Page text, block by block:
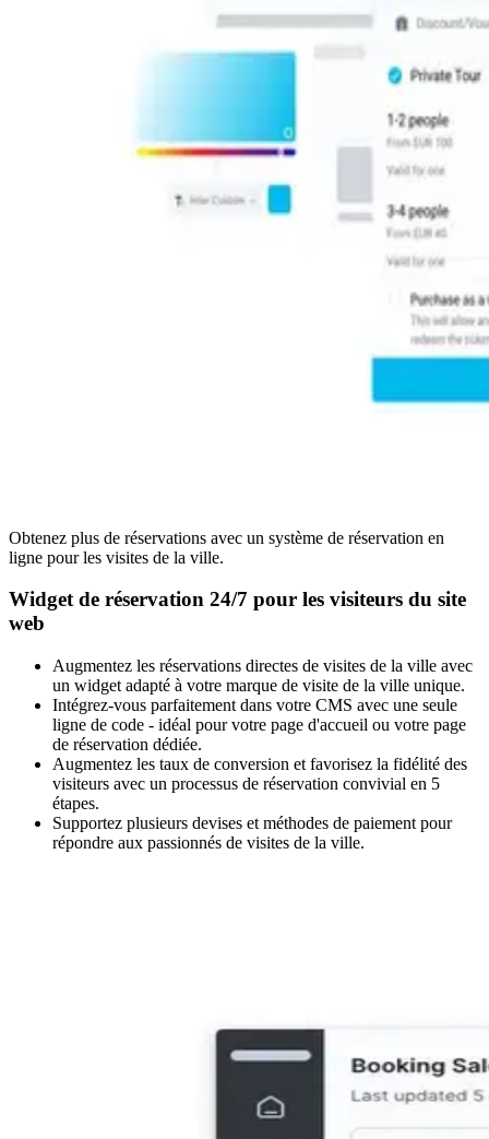
Obtenez plus de réservations avec un système de réservation en
ligne pour les visites de la ville.
Widget de réservation 24/7 pour les visiteurs du site
web
Augmentez les réservations directes de visites de la ville avec
un widget adapté à votre marque de visite de la ville unique.
Intégrez-vous parfaitement dans votre CMS avec une seule
ligne de code - idéal pour votre page d'accueil ou votre page
de réservation dédiée.
Augmentez les taux de conversion et favorisez la fidélité des
visiteurs avec un processus de réservation convivial en 5
étapes.
Supportez plusieurs devises et méthodes de paiement pour
répondre aux passionnés de visites de la ville.